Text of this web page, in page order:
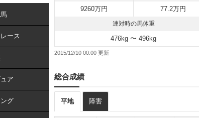
ース
ア
グ
9260万円 77.2万円
連対時の馬体重
476kg 〜 496kg
2015/12/10 00:00
総合成績
平地 障害